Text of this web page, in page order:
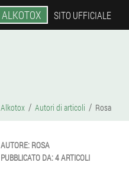
ALKOTOX SITO UFFICIALE
Alkotox Autori di articoli Rosa
AUTORE: ROSA
PUBBLICATO DA:4 ARTICOLI